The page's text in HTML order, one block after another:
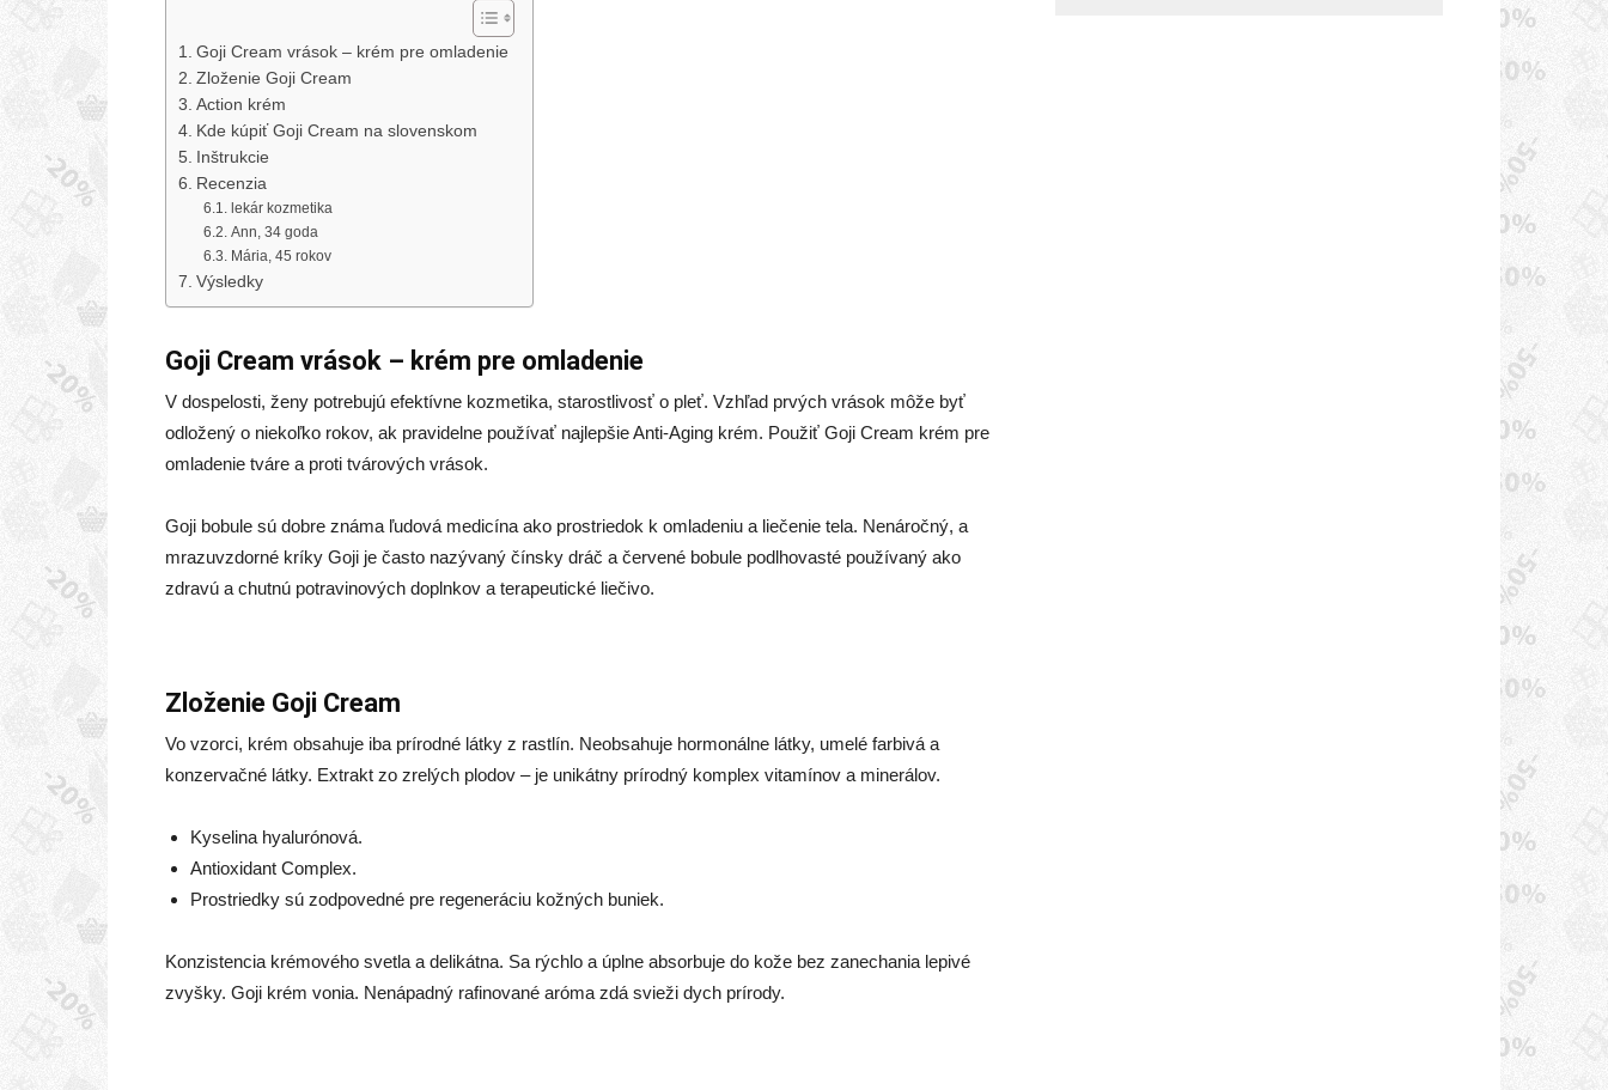
Goji Cream vrások – krém pre omladenie
Zloženie Goji Cream
Action krém
Kde kúpiť Goji Cream na slovenskom
Inštrukcie
Recenzia
lekár kozmetika
Ann, 34 goda
Mária, 45 rokov
Výsledky
Goji Cream vrások – krém pre omladenie
V dospelosti, ženy potrebujú efektívne kozmetika, starostlivosť o pleť. Vzhľad prvých vrások môže byť
odložený o niekoľko rokov, ak pravidelne používať najlepšie Anti-Aging krém. Použiť Goji Cream krém pre
omladenie tváre a proti tvárových vrások.
Goji bobule sú dobre známa ľudová medicína ako prostriedok k omladeniu a liečenie tela. Nenáročný, a
mrazuvzdorné kríky Goji je často nazývaný čínsky dráč a červené bobule podlhovasté používaný ako
zdravú a chutnú potravinových doplnkov a terapeutické liečivo.
Zloženie Goji Cream
Vo vzorci, krém obsahuje iba prírodné látky z rastlín. Neobsahuje hormonálne látky, umelé farbivá a
konzervačné látky. Extrakt zo zrelých plodov – je unikátny prírodný komplex vitamínov a minerálov.
Kyselina hyalurónová.
Antioxidant Complex.
Prostriedky sú zodpovedné pre regeneráciu kožných buniek.
Konzistencia krémového svetla a delikátna. Sa rýchlo a úplne absorbuje do kože bez zanechania lepivé
zvyšky. Goji krém vonia. Nenápadný rafinované aróma zdá svieži dych prírody.